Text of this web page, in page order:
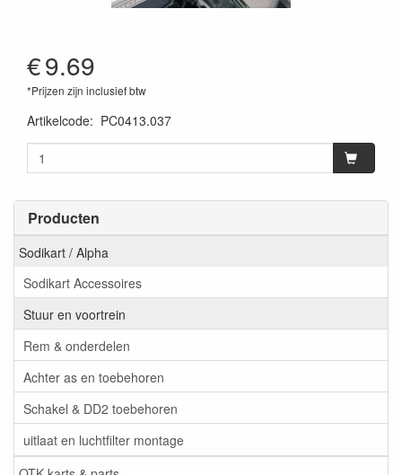
Producten
Sodikart / Alpha
Sodikart Accessoires
Stuur en voortrein
Rem & onderdelen
Achter as en toebehoren
Schakel & DD2 toebehoren
uitlaat en luchtfilter montage
€9.69
*Prijzen zijn inclusief btw
Artikelcode: PC0413.037